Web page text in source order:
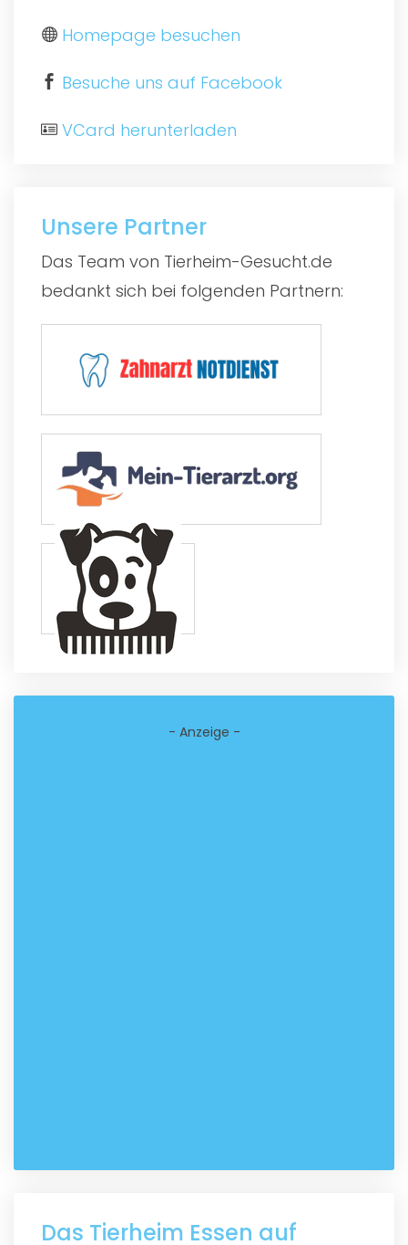
Homepage besuchen
Besuche uns auf Facebook
VCard herunterladen
Unsere Partner
Das Team von Tierheim-Gesucht.de
bedankt sich bei folgenden Partnern:
- Anzeige -
Das Tierheim Essen auf